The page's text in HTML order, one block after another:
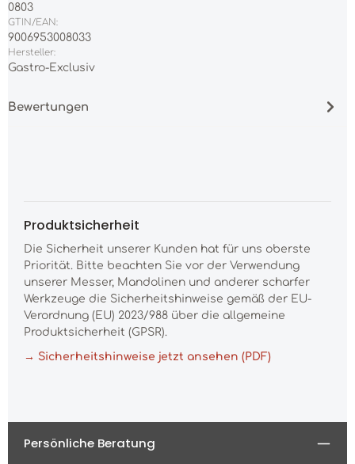
0803
GTIN/EAN:
9006953008033
Hersteller:
Gastro-Exclusiv
Bewertungen
Produktsicherheit
Die Sicherheit unserer Kunden hat für uns oberste
Priorität. Bitte beachten Sie vor der Verwendung
unserer Messer, Mandolinen und anderer scharfer
Werkzeuge die Sicherheitshinweise gemäß der EU-
Verordnung (EU) 2023/988 über die allgemeine
Produktsicherheit (GPSR).
→ Sicherheitshinweise jetzt ansehen (PDF)
Persönliche Beratung